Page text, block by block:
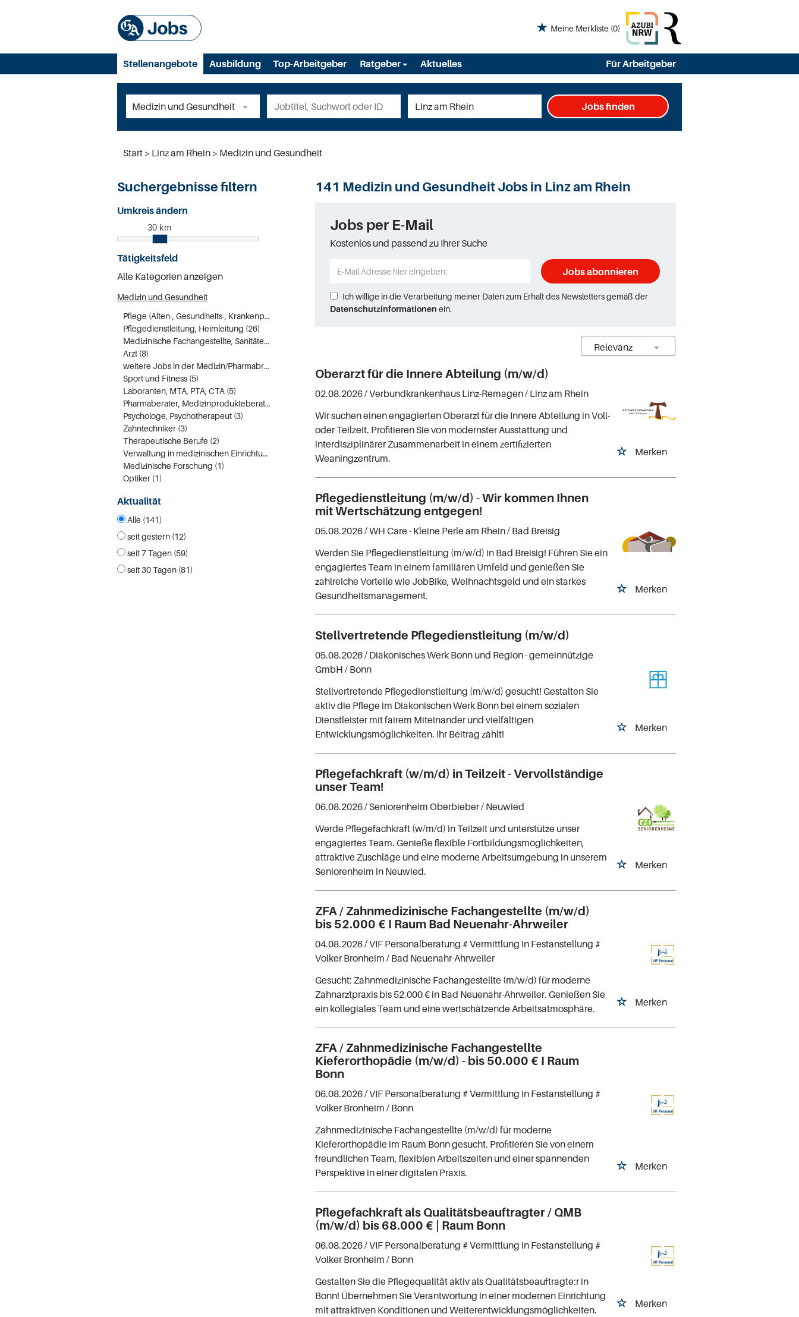
Meine Merkliste (0)
Stellenangebote Ausbildung Top-Arbeitgeber Ratgeber Aktuelles Für Arbeitgeber
Jobs finden
Start Linz am Rhein Medizin und Gesundheit
Suchergebnisse filtern
Umkreis ändern
30 km
Tätigkeitsfeld
Alle Kategorien anzeigen
Medizin und Gesundheit
Pflege (Alten-, Gesundheits-, Krankenpfleger) (95)
Pflegedienstleitung, Heimleitung (26)
Medizinische Fachangestellte, Sanitäter (16)
Arzt (8)
weitere Jobs in der Medizin/Pharmabranche (6)
Sport und Fitness (5)
Laboranten, MTA, PTA, CTA (5)
Pharmaberater, Medizinprodukteberater (3)
Psychologe, Psychotherapeut (3)
Zahntechniker (3)
Therapeutische Berufe (2)
Verwaltung in medizinischen Einrichtungen (1)
Medizinische Forschung (1)
Optiker (1)
Aktualität
Alle (141)
seit gestern (12)
seit 7 Tagen (59)
seit 30 Tagen (81)
141 Medizin und Gesundheit Jobs in Linz am Rhein
Jobs per E-Mail
Kostenlos und passend zu Ihrer Suche
Jobs abonnieren
Ich willige in die Verarbeitung meiner Daten zum Erhalt des Newsletters gemäß der
Datenschutzinformationen ein.
Oberarzt für die Innere Abteilung (m/w/d)
Merken
02.08.2026 /Verbundkrankenhaus Linz-Remagen/ Linz am Rhein
Wir suchen einen engagierten Oberarzt für die Innere Abteilung in Voll-
oder Teilzeit. Profitieren Sie von modernster Ausstattung und
interdisziplinärer Zusammenarbeit in einem zertifizierten
Weaningzentrum.
Pflegedienstleitung (m/w/d) - Wir kommen Ihnen
mit Wertschätzung entgegen!
Merken
05.08.2026 /WH Care - Kleine Perle am Rhein/ Bad Breisig
Werden Sie Pflegedienstleitung (m/w/d) in Bad Breisig! Führen Sie ein
engagiertes Team in einem familiären Umfeld und genießen Sie
zahlreiche Vorteile wie JobBike, Weihnachtsgeld und ein starkes
Gesundheitsmanagement.
Stellvertretende Pflegedienstleitung (m/w/d)
Merken
05.08.2026 / Diakonisches Werk Bonn und Region - gemeinnützige
GmbH / Bonn
Stellvertretende Pflegedienstleitung (m/w/d) gesucht! Gestalten Sie
aktiv die Pflege im Diakonischen Werk Bonn bei einem sozialen
Dienstleister mit fairem Miteinander und vielfältigen
Entwicklungsmöglichkeiten. Ihr Beitrag zählt!
Pflegefachkraft (w/m/d) in Teilzeit - Vervollständige
unser Team!
Merken
06.08.2026 / Seniorenheim Oberbieber/ Neuwied
Werde Pflegefachkraft (w/m/d) in Teilzeit und unterstütze unser
engagiertes Team. Genieße flexible Fortbildungsmöglichkeiten,
attraktive Zuschläge und eine moderne Arbeitsumgebung in unserem
Seniorenheim in Neuwied.
ZFA / Zahnmedizinische Fachangestellte (m/w/d)
bis 52.000 € I Raum Bad Neuenahr-Ahrweiler
Merken
04.08.2026 /VIF Personalberatung # Vermittlung in Festanstellung #
Volker Bronheim / Bad Neuenahr-Ahrweiler
Gesucht: Zahnmedizinische Fachangestellte (m/w/d) für moderne
Zahnarztpraxis bis 52.000 € in Bad Neuenahr-Ahrweiler. Genießen Sie
ein kollegiales Team und eine wertschätzende Arbeitsatmosphäre.
ZFA / Zahnmedizinische Fachangestellte
Kieferorthopädie (m/w/d) - bis 50.000 € I Raum
Bonn
Merken
06.08.2026 /VIF Personalberatung # Vermittlung in Festanstellung #
Volker Bronheim / Bonn
Zahnmedizinische Fachangestellte (m/w/d) für moderne
Kieferorthopädie im Raum Bonn gesucht. Profitieren Sie von einem
freundlichen Team, flexiblen Arbeitszeiten und einer spannenden
Perspektive in einer digitalen Praxis.
Pflegefachkraft als Qualitätsbeauftragter / QMB
(m/w/d) bis 68.000 € | Raum Bonn
Merken
06.08.2026 /VIF Personalberatung # Vermittlung in Festanstellung #
Volker Bronheim / Bonn
Gestalten Sie die Pflegequalität aktiv als Qualitätsbeauftragte:r in
Bonn! Übernehmen Sie Verantwortung in einer modernen Einrichtung
mit attraktiven Konditionen und Weiterentwicklungsmöglichkeiten.